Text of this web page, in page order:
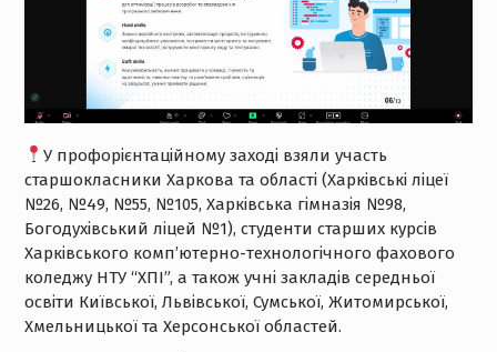
У профорієнтаційному заході взяли участь
старшокласники Харкова та області (Харківські ліцеї
№26, №49, №55, №105, Харківська гімназія №98,
Богодухівський ліцей №1), студенти старших курсів
Харківського комп’ютерно-технологічного фахового
коледжу НТУ “ХПІ”, а також учні закладів середньої
освіти Київської, Львівської, Сумської, Житомирської,
Хмельницької та Херсонської областей.